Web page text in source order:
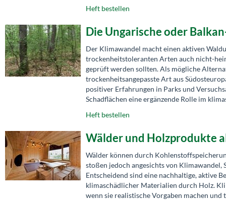
Heft bestellen
Die Ungarische oder
Der Klimawandel macht einen aktiven
trockenheitstoleranten Arten auch nicht-
geprüft werden sollten. Als mögliche
trockenheitsangepasste Art aus
positiver Erfahrungen in Parks und
Schadflächen eine ergänzende Rolle im
Heft bestellen
Wälder und Holzprodukte
Wälder können durch
stoßen jedoch angesichts von
Entscheidend sind eine nachhaltige, aktive
klimaschädlicher Materialien durch Holz.
wenn sie realistische Vorgaben machen